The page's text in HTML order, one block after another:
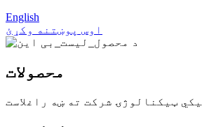
English
اوس پوښتنه وکړئ
محصولات